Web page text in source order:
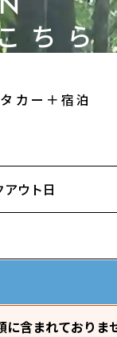
ちら
カー＋宿泊
アウト日
含まれておりま